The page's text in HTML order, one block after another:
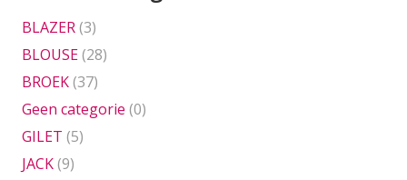
BLAZER(3)
BLOUSE(28)
BROEK(37)
Geen categorie (0)
GILET (5)
JACK(9)